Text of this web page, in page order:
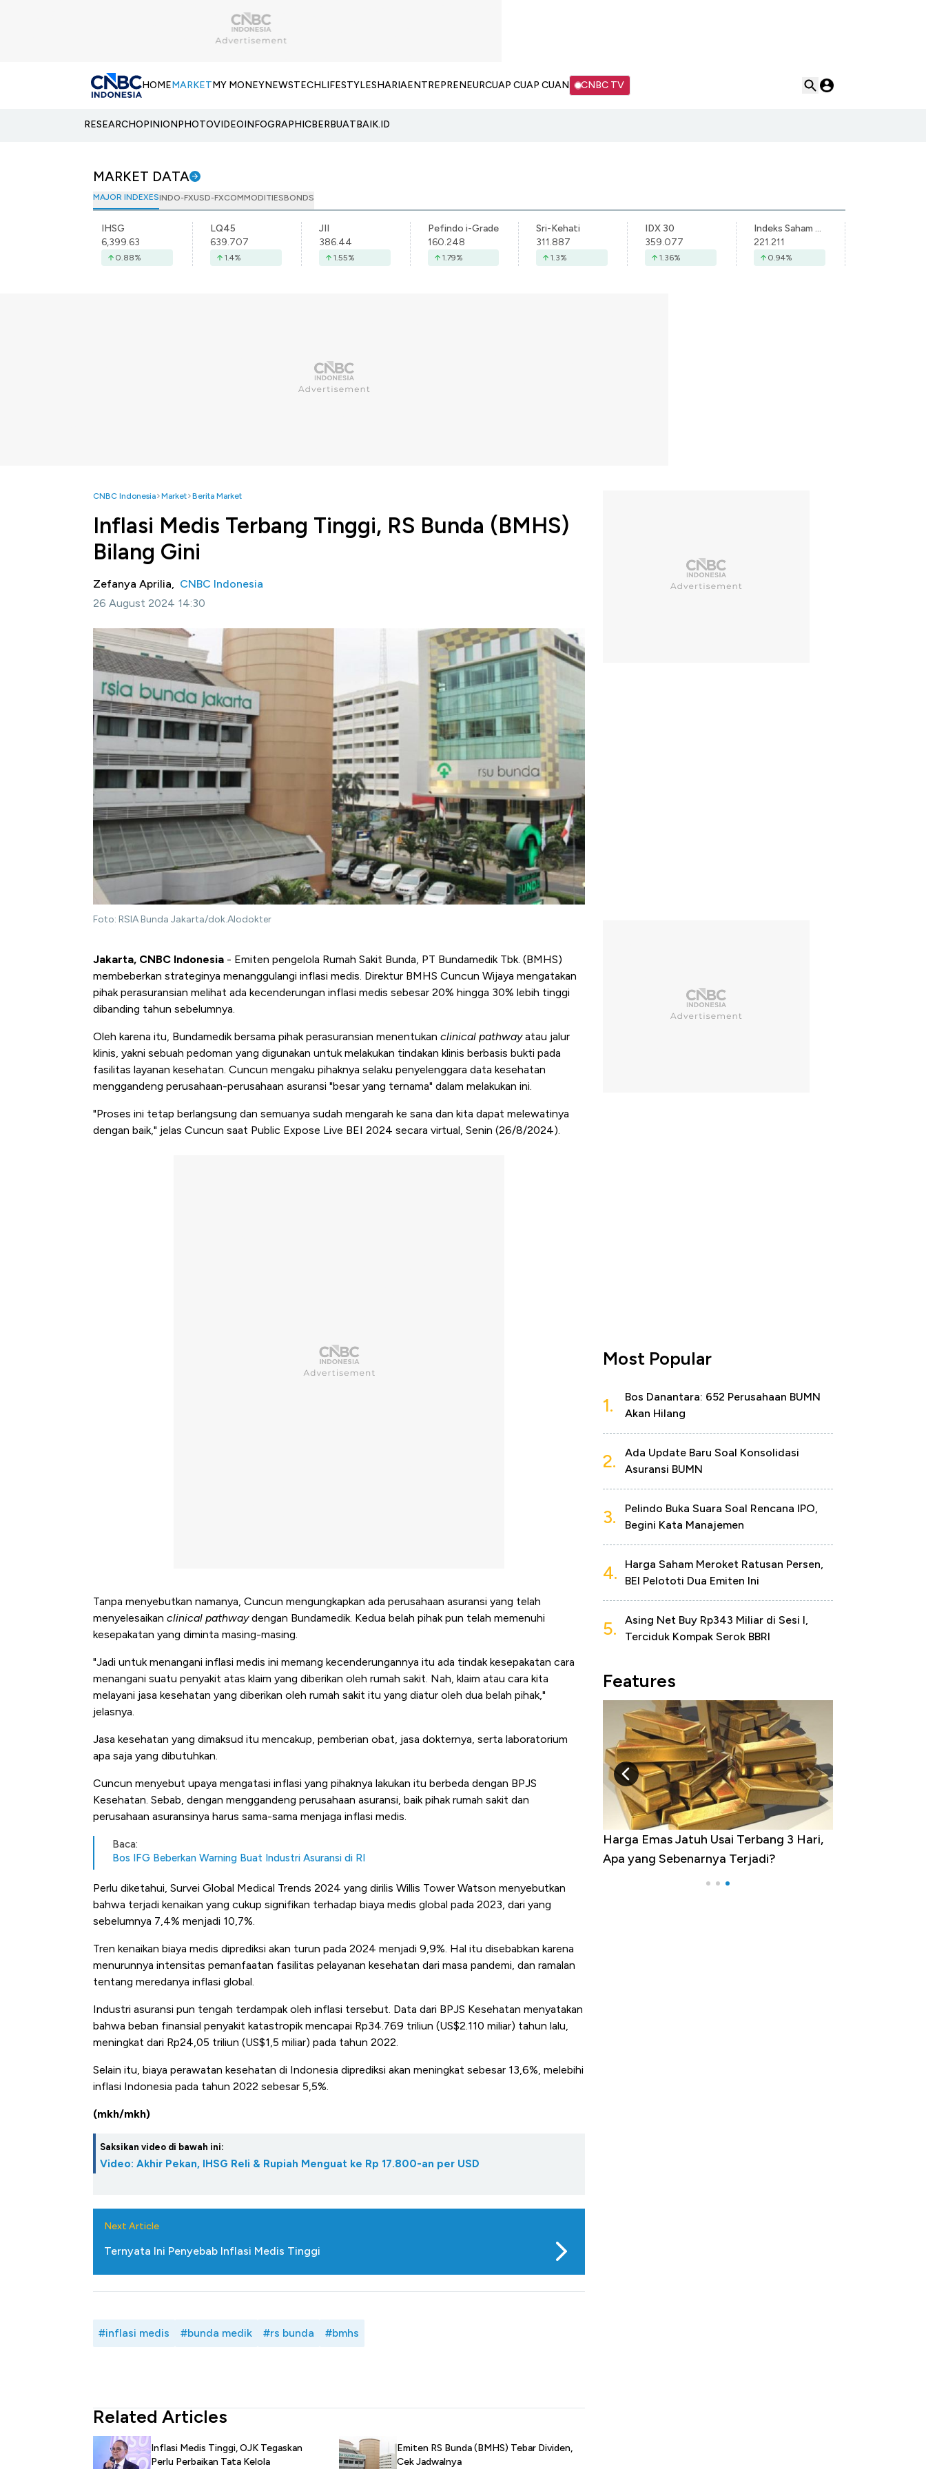
HOMEMARKETMY MONEYNEWSTECHLIFESTYLESHARIAENTREPRENEURCUAP CUAP CUAN CNBC TV
RESEARCHOPINIONPHOTOVIDEOINFOGRAPHICBERBUATBAIK.ID
MARKET DATA
MAJOR INDEXESINDO-FXUSD-FXCOMMODITIESBONDS
IHSG
6,399.63
0.88%
LQ45
639.707
1.4%
JII
386.44
1.55%
Pefindo i-Grade
160.248
1.79%
Sri-Kehati
311.887
1.3%
IDX 30
359.077
1.36%
Indeks Saham Syariah Indonesia
221.211
0.94%
CNBC Indonesia Market Berita Market
Inflasi Medis Terbang Tinggi, RS Bunda (BMHS)
Bilang Gini
Zefanya Aprilia, CNBC Indonesia
26 August 2024 14:30
Foto: RSIA Bunda Jakarta/dok.Alodokter
Jakarta, CNBC Indonesia - Emiten pengelola Rumah Sakit Bunda, PT Bundamedik Tbk. (BMHS)
membeberkan strateginya menanggulangi inflasi medis. Direktur BMHS Cuncun Wijaya mengatakan
pihak perasuransian melihat ada kecenderungan inflasi medis sebesar 20% hingga 30% lebih tinggi
dibanding tahun sebelumnya.
Oleh karena itu, Bundamedik bersama pihak perasuransian menentukan clinical pathwayatau jalur
klinis, yakni sebuah pedoman yang digunakan untuk melakukan tindakan klinis berbasis bukti pada
fasilitas layanan kesehatan. Cuncun mengaku pihaknya selaku penyelenggara data kesehatan
menggandeng perusahaan-perusahaan asuransi "besar yang ternama" dalam melakukan ini.
"Proses ini tetap berlangsung dan semuanya sudah mengarah ke sana dan kita dapat melewatinya
dengan baik," jelas Cuncun saat Public Expose Live BEI 2024 secara virtual, Senin (26/8/2024).
Tanpa menyebutkan namanya, Cuncun mengungkapkan ada perusahaan asuransi yang telah
menyelesaikan clinical pathwaydengan Bundamedik. Kedua belah pihak pun telah memenuhi
kesepakatan yang diminta masing-masing.
"Jadi untuk menangani inflasi medis ini memang kecenderungannya itu ada tindak kesepakatan cara
menangani suatu penyakit atas klaim yang diberikan oleh rumah sakit. Nah, klaim atau cara kita
melayani jasa kesehatan yang diberikan oleh rumah sakit itu yang diatur oleh dua belah pihak,"
jelasnya.
Jasa kesehatan yang dimaksud itu mencakup, pemberian obat, jasa dokternya, serta laboratorium
apa saja yang dibutuhkan.
Cuncun menyebut upaya mengatasi inflasi yang pihaknya lakukan itu berbeda dengan BPJS
Kesehatan. Sebab, dengan menggandeng perusahaan asuransi, baik pihak rumah sakit dan
perusahaan asuransinya harus sama-sama menjaga inflasi medis.
Baca:
Bos IFG Beberkan Warning Buat Industri Asuransi di RI
Perlu diketahui, Survei Global Medical Trends 2024 yang dirilis Willis Tower Watson menyebutkan
bahwa terjadi kenaikan yang cukup signifikan terhadap biaya medis global pada 2023, dari yang
sebelumnya 7,4% menjadi 10,7%.
Tren kenaikan biaya medis diprediksi akan turun pada 2024 menjadi 9,9%. Hal itu disebabkan karena
menurunnya intensitas pemanfaatan fasilitas pelayanan kesehatan dari masa pandemi, dan ramalan
tentang meredanya inflasi global.
Industri asuransi pun tengah terdampak oleh inflasi tersebut. Data dari BPJS Kesehatan menyatakan
bahwa beban finansial penyakit katastropik mencapai Rp34.769 triliun (US$2.110 miliar) tahun lalu,
meningkat dari Rp24,05 triliun (US$1,5 miliar) pada tahun 2022.
Selain itu, biaya perawatan kesehatan di Indonesia diprediksi akan meningkat sebesar 13,6%, melebihi
inflasi Indonesia pada tahun 2022 sebesar 5,5%.
(mkh/mkh)
Saksikan video di bawah ini:
Video: Akhir Pekan, IHSG Reli & Rupiah Menguat ke Rp 17.800-an per USD
Next Article
Ternyata Ini Penyebab Inflasi Medis Tinggi
#inflasi medis #bunda medik #rs bunda #bmhs
Related Articles
Inflasi Medis Tinggi, OJK Tegaskan
Perlu Perbaikan Tata Kelola
Emiten RS Bunda (BMHS) Tebar Dividen,
Cek Jadwalnya
Most Popular
1.
Bos Danantara: 652 Perusahaan BUMN
Akan Hilang
2.
Ada Update Baru Soal Konsolidasi
Asuransi BUMN
3.
Pelindo Buka Suara Soal Rencana IPO,
Begini Kata Manajemen
4.
Harga Saham Meroket Ratusan Persen,
BEI Pelototi Dua Emiten Ini
5.
Asing Net Buy Rp343 Miliar di Sesi I,
Terciduk Kompak Serok BBRI
Features
Langit Dunia, Pembunuh Boeing-Airbus?
Harga Emas Jatuh Usai Terbang 3 Hari,
Apa yang Sebenarnya Terjadi?